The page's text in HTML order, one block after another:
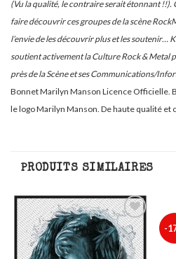
(Vu la qualité, le contraire serait étonnant !!).
faire découvrir ces groupes de la scène
l’envie de les découvrir plus et les soutenir…
soutient activement la Culture Rock & Metal
près de la Scène et ses Communications/
Bonnet Marilyn Manson Licence Officielle.
le logo Marilyn Manson. De haute qualité et
PRODUITS SIMILAIRES
Ajouter
à ma
liste
-